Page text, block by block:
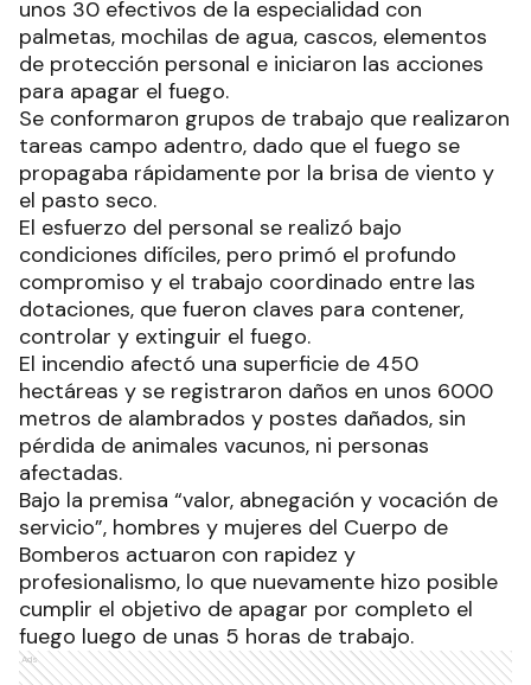
unos 30 efectivos de la especialidad con
palmetas, mochilas de agua, cascos, elementos
de protección personal e iniciaron las acciones
para apagar el fuego.
Se conformaron grupos de trabajo que realizaron
tareas campo adentro, dado que el fuego se
propagaba rápidamente por la brisa de viento y
el pasto seco.
El esfuerzo del personal se realizó bajo
condiciones difíciles, pero primó el profundo
compromiso y el trabajo coordinado entre las
dotaciones, que fueron claves para contener,
controlar y extinguir el fuego.
El incendio afectó una superficie de 450
hectáreas y se registraron daños en unos 6000
metros de alambrados y postes dañados, sin
pérdida de animales vacunos, ni personas
afectadas.
Bajo la premisa “valor, abnegación y vocación de
servicio”, hombres y mujeres del Cuerpo de
Bomberos actuaron con rapidez y
profesionalismo, lo que nuevamente hizo posible
cumplir el objetivo de apagar por completo el
fuego luego de unas 5 horas de trabajo.
Ads